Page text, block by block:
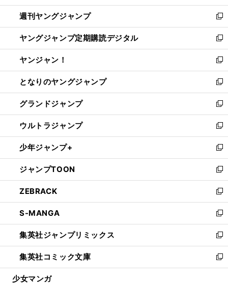
開
く
ウ
で
開
く
ン
ド
ウ
で
開
く
ウ
ィ
ン
ド
ウ
で
開
く
週刊ヤングジャンプ
新
し
い
ウ
ィ
ン
ド
ウ
で
開
く
ヤングジャンプ定期購読デジタル
新
し
い
ウ
ィ
ン
ド
ウ
で
開
く
ヤンジャン！
新
し
い
ウ
ィ
ン
ド
ウ
で
開
く
となりのヤングジャンプ
新
し
い
ウ
ィ
ン
ド
ウ
で
開
く
グランドジャンプ
新
し
い
ウ
ィ
ン
ド
ウ
で
開
く
ウルトラジャンプ
新
し
い
ウ
ィ
ン
ド
ウ
で
開
く
少年ジャンプ+
新
し
い
ウ
ィ
ン
ド
ウ
で
開
く
ジャンプTOON
新
し
い
ウ
ィ
ン
ド
ウ
で
開
ZEBRACK
新
し
い
ウ
ィ
ン
ド
ウ
S-MANGA
新
し
い
ウ
ィ
ン
集英社ジャンプリミックス
新
し
い
ウ
集英社コミック文庫
新
し
少女マンガ